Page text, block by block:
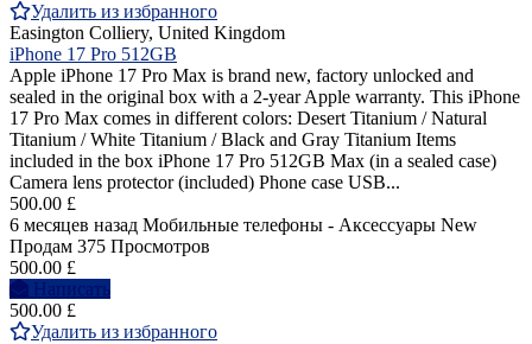
Удалить из избранного
Easington Colliery, United Kingdom
iPhone 17 Pro 512GB
Apple iPhone 17 Pro Max is brand new, factory unlocked and
sealed in the original box with a 2-year Apple warranty. This iPhone
17 Pro Max comes in different colors: Desert Titanium / Natural
Titanium / White Titanium / Black and Gray Titanium Items
included in the box iPhone 17 Pro 512GB Max (in a sealed case)
Camera lens protector (included) Phone case USB...
500.00 £
6 месяцев назад Мобильные телефоны - Аксессуары New
Продам 375 Просмотров
500.00 £
Написать
500.00 £
Удалить из избранного